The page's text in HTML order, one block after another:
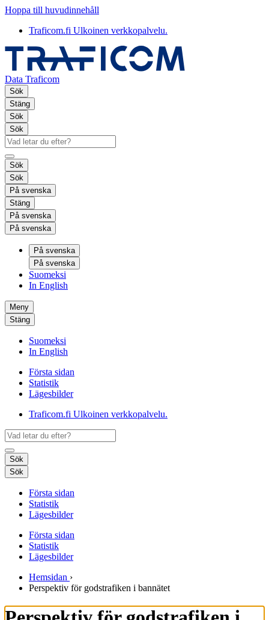
Hoppa till huvudinnehåll
Traficom.fi Ulkoinen verkkopalvelu.
Data Traficom
Sök
Stäng
Sök
Sök
Sök
Sök
På svenska
Stäng
På svenska
På svenska
På svenska
På svenska
Suomeksi
In English
Meny
Stäng
Suomeksi
In English
Första sidan
Statistik
Lägesbilder
Traficom.fi Ulkoinen verkkopalvelu.
Sök
Sök
Första sidan
Statistik
Lägesbilder
Första sidan
Statistik
Lägesbilder
Hemsidan ›
Perspektiv för godstrafiken i bannätet